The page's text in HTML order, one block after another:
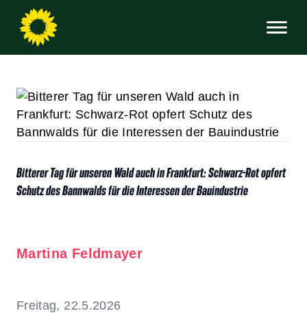
Bitterer Tag für unseren Wald auch in Frankfurt: Schwarz-Rot opfert
Schutz des Bannwalds für die Interessen der Bauindustrie
Martina Feldmayer
Freitag, 22.5.2026